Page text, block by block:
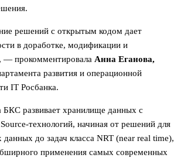
решений с открытым кодом дает
в доработке, модификации и
— прокомментировала Анна Еганова,
развития и операционной
IT Росбанка.
БКС развивает хранилище данных с
технологий, начиная от решений для
до задач класса NRT (near real time),
применения самых современных